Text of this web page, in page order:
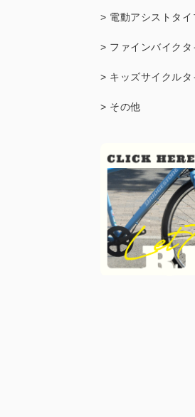
> 電動アシストタイ
> ファインバイクタ
> キッズサイクルタ
> その他